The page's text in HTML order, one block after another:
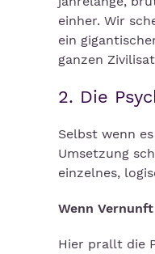
einher. Wir
ein
ganzen
2. Die
Selbst wenn
Umsetzung
einzelnes,
Wenn
Hier prallt die